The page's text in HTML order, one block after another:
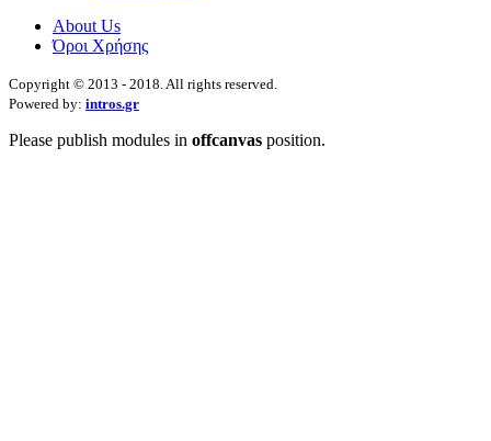
About Us
Όροι Χρήσης
Copyright © 2013 - 2018. All rights reserved.
Powered by: intros.gr
Please publish modules in offcanvas position.